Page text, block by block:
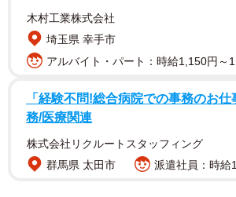
木村工業株式会社
埼玉県 幸手市
アルバイト・パート：時給1,150円～
「経験不問!総合病院での事務のお
務/医療関連
株式会社リクルートスタッフィング
群馬県 太田市
派遣社員：時給